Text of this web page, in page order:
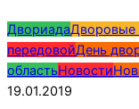
2019-
01-
19
ДвориадаДворовые
передовойДень
областьНовости
19.01.2019